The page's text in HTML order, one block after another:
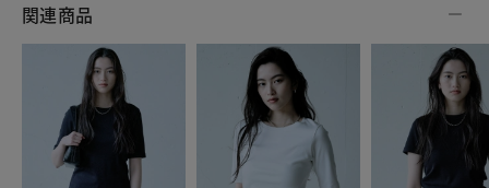
関連商品